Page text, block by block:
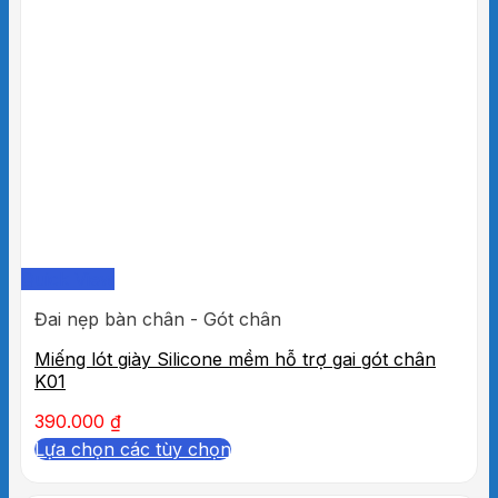
Đai nẹp bàn chân - Gót chân
Miếng lót giày Silicone mềm hỗ trợ gai gót chân
K01
390.000 ₫
Lựa chọn các tùy chọn